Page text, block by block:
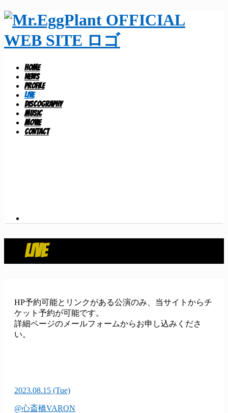
HOME
NEWS
PROFILE
LIVE
DISCOGRAPHY
MUSIC
MOVIE
CONTACT
LIVE
HP予約可能とリンクがある公演のみ、当サイトからチ
ケット予約が可能です。
詳細ページのメールフォームからお申し込みくださ
い。
2023.08.15 (Tue)
@心斎橋VARON